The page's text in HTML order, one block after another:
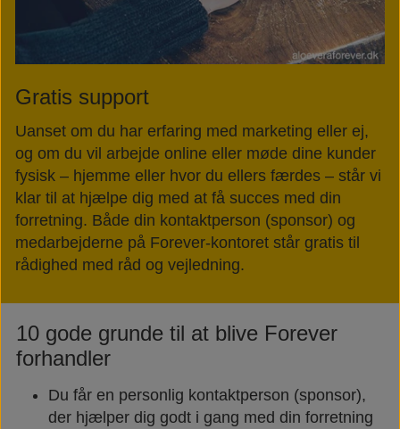
Gratis support
Uanset om du har erfaring med marketing eller ej,
og om du vil arbejde online eller møde dine kunder
fysisk – hjemme eller hvor du ellers færdes – står vi
klar til at hjælpe dig med at få succes med din
forretning. Både din kontaktperson (sponsor) og
medarbejderne på Forever-kontoret står gratis til
rådighed med råd og vejledning.
10 gode grunde til at blive Forever
forhandler
Du får en personlig kontaktperson (sponsor),
der hjælper dig godt i gang med din forretning